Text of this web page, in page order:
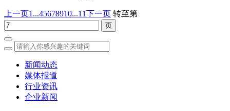
上一页1...45678910...11下一页 转至第
新闻动态
媒体报道
行业资讯
企业新闻